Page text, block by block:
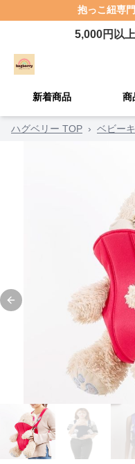
抱っこ紐専
5,000円以
新着商品 商
ハグベリー TOP › ベビー
Previous slide